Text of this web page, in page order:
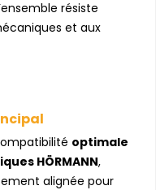
résiste
et aux
optimale
HÖRMANN,
alignée pour